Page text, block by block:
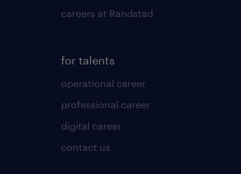
careers at Randstad
for talents
operational career
professional career
digital career
contact us